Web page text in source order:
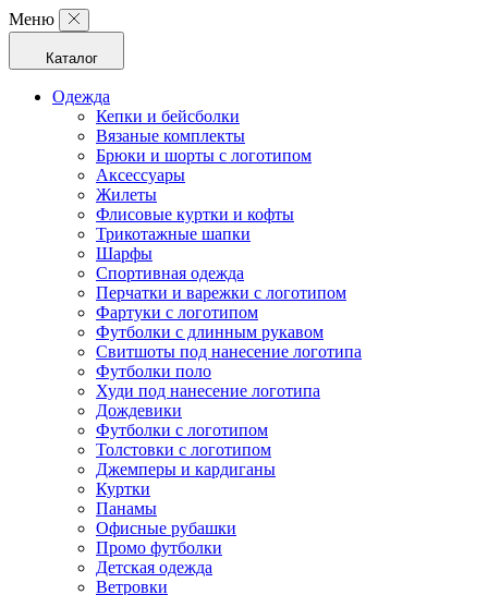
Меню
Каталог
Одежда
Кепки и бейсболки
Вязаные комплекты
Брюки и шорты с логотипом
Аксессуары
Жилеты
Флисовые куртки и кофты
Трикотажные шапки
Шарфы
Спортивная одежда
Перчатки и варежки с логотипом
Фартуки с логотипом
Футболки с длинным рукавом
Свитшоты под нанесение логотипа
Футболки поло
Худи под нанесение логотипа
Дождевики
Футболки с логотипом
Толстовки с логотипом
Джемперы и кардиганы
Куртки
Панамы
Офисные рубашки
Промо футболки
Детская одежда
Ветровки